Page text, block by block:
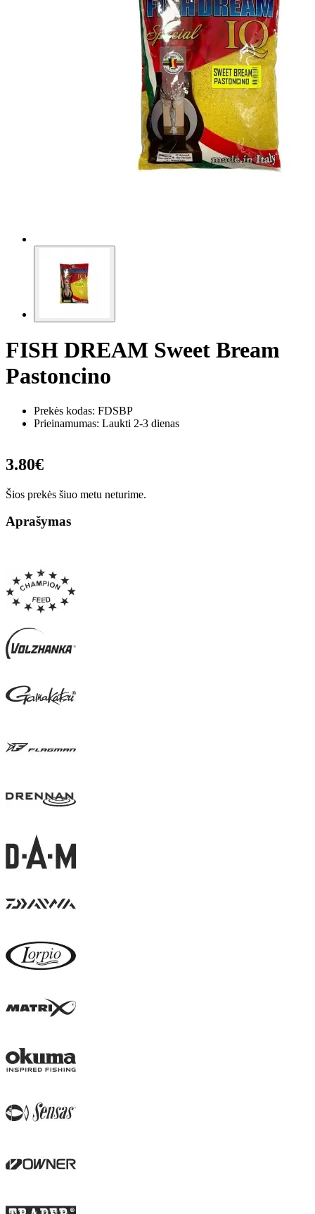
FISH DREAM Sweet Bream
Pastoncino
Prekės kodas: FDSBP
Prieinamumas: Laukti 2-3 dienas
3.80€
Šios prekės šiuo metu neturime.
Aprašymas